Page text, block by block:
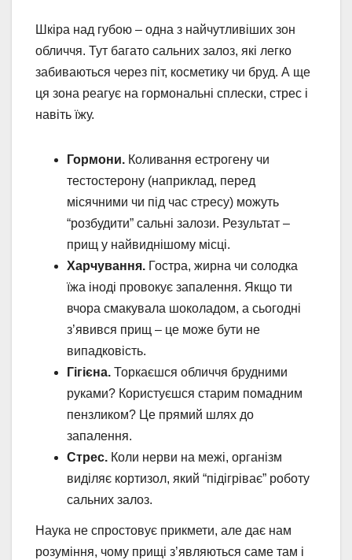
Шкіра над губою – одна з найчутливіших зон
обличчя. Тут багато сальних залоз, які легко
забиваються через піт, косметику чи бруд. А ще
ця зона реагує на гормональні сплески, стрес і
навіть їжу.
Гормони. Коливання естрогену чи
тестостерону (наприклад, перед
місячними чи під час стресу) можуть
“розбудити” сальні залози. Результат –
прищ у найвиднішому місці.
Харчування. Гостра, жирна чи солодка
їжа іноді провокує запалення. Якщо ти
вчора смакувала шоколадом, а сьогодні
з’явився прищ – це може бути не
випадковість.
Гігієна. Торкаєшся обличчя брудними
руками? Користуєшся старим помадним
пензликом? Це прямий шлях до
запалення.
Стрес. Коли нерви на межі, організм
виділяє кортизол, який “підігріває” роботу
сальних залоз.
Наука не спростовує прикмети, але дає нам
розуміння, чому прищі з’являються саме там і